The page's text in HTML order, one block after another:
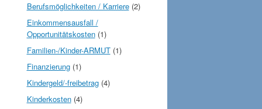
Berufsmöglichkeiten / Karriere(2)
Einkommensausfall /
Opportunitätskosten(1)
Familien-/Kinder-ARMUT(1)
Finanzierung(1)
Kindergeld/-freibetrag(4)
Kinderkosten(4)